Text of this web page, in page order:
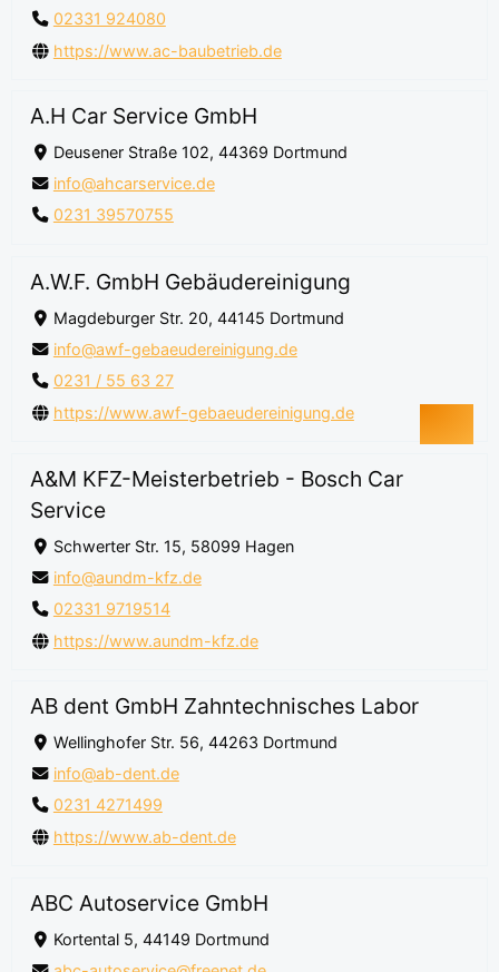
02331 924080
https://www.ac-baubetrieb.de
A.H Car Service GmbH
Deusener Straße 102, 44369 Dortmund
info@ahcarservice.de
0231 39570755
A.W.F. GmbH Gebäudereinigung
Magdeburger Str. 20, 44145 Dortmund
info@awf-gebaeudereinigung.de
0231 / 55 63 27
https://www.awf-gebaeudereinigung.de
A&M KFZ-Meisterbetrieb - Bosch Car
Service
Schwerter Str. 15, 58099 Hagen
info@aundm-kfz.de
02331 9719514
https://www.aundm-kfz.de
AB dent GmbH Zahntechnisches Labor
Wellinghofer Str. 56, 44263 Dortmund
info@ab-dent.de
0231 4271499
https://www.ab-dent.de
ABC Autoservice GmbH
Kortental 5, 44149 Dortmund